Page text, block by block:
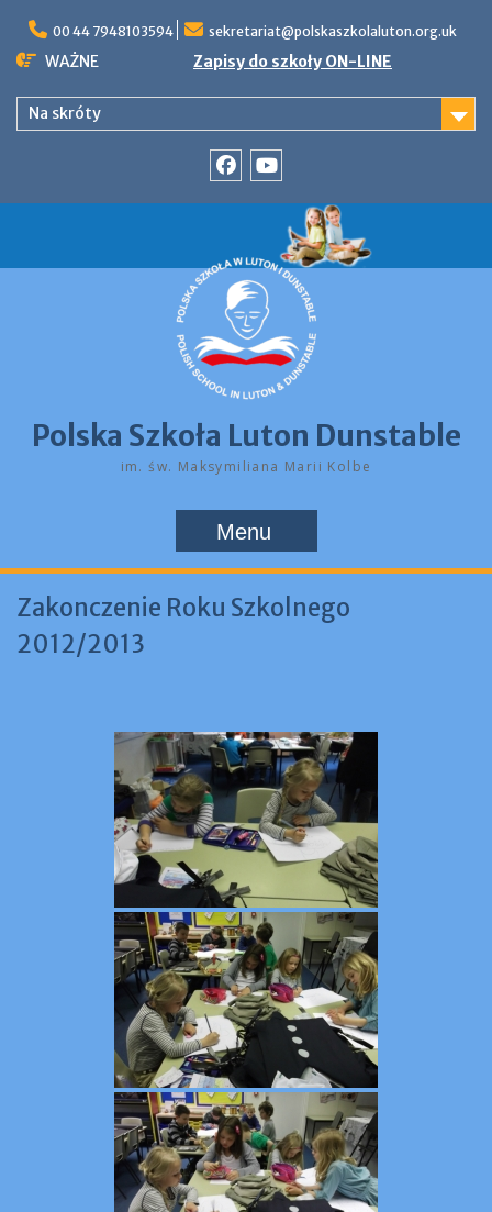
content
00 44 7948103594 sekretariat@polskaszkolaluton.org.uk
WAŻNE Zapisy do szkoły ON-LINE
Na skróty
Polska Szkoła Luton Dunstable
im. św. Maksymiliana Marii Kolbe
Menu
Zakonczenie Roku Szkolnego
2012/2013